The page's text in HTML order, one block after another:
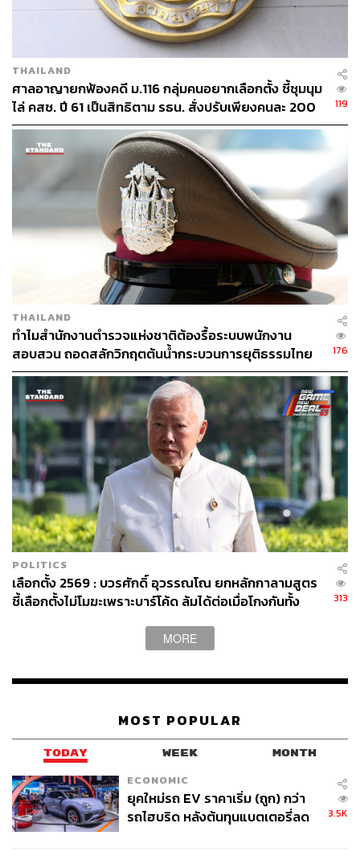
THAILAND
ศาลอาญายกฟ้องคดี ม.116 กลุ่มคนอยากเลือกตั้ง ชี้ชุมนุม
ไล่ คสช. ปี 61 เป็นสิทธิตาม รธน. สั่งปรับเพียงคนละ 200
บาท
119
THAILAND
ทำไมสำนักงานตำรวจแห่งชาติต้องรื้อระบบพนักงาน
สอบสวน ถอดสลักวิกฤตต้นน้ำกระบวนการยุติธรรมไทย
176
POLITICS
เลือกตั้ง 2569 : บวรศักดิ์ อุวรรณโณ ยกหลักกาลามสูตร
ชี้เลือกตั้งไม่โมฆะเพราะบาร์โค้ด ล้มได้ต่อเมื่อโกงกันทั้ง
313
MORE
MOST POPULAR
TODAY WEEK MONTH
ECONOMIC
ยุคใหม่รถ EV ราคาเริ่ม (ถูก) กว่า
รถไฮบริด หลังต้นทุนแบตเตอรี่ลด
3.5K